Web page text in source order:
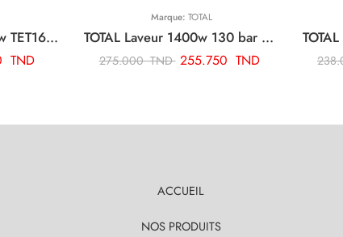
TOTAL fer a souder 60w TET1606
TND
Marque: TOTAL
TOTAL Laveur 1400w 130 bar TGT11316
275.000TND 255.750 TND
ACCUEIL
NOS PRODUITS